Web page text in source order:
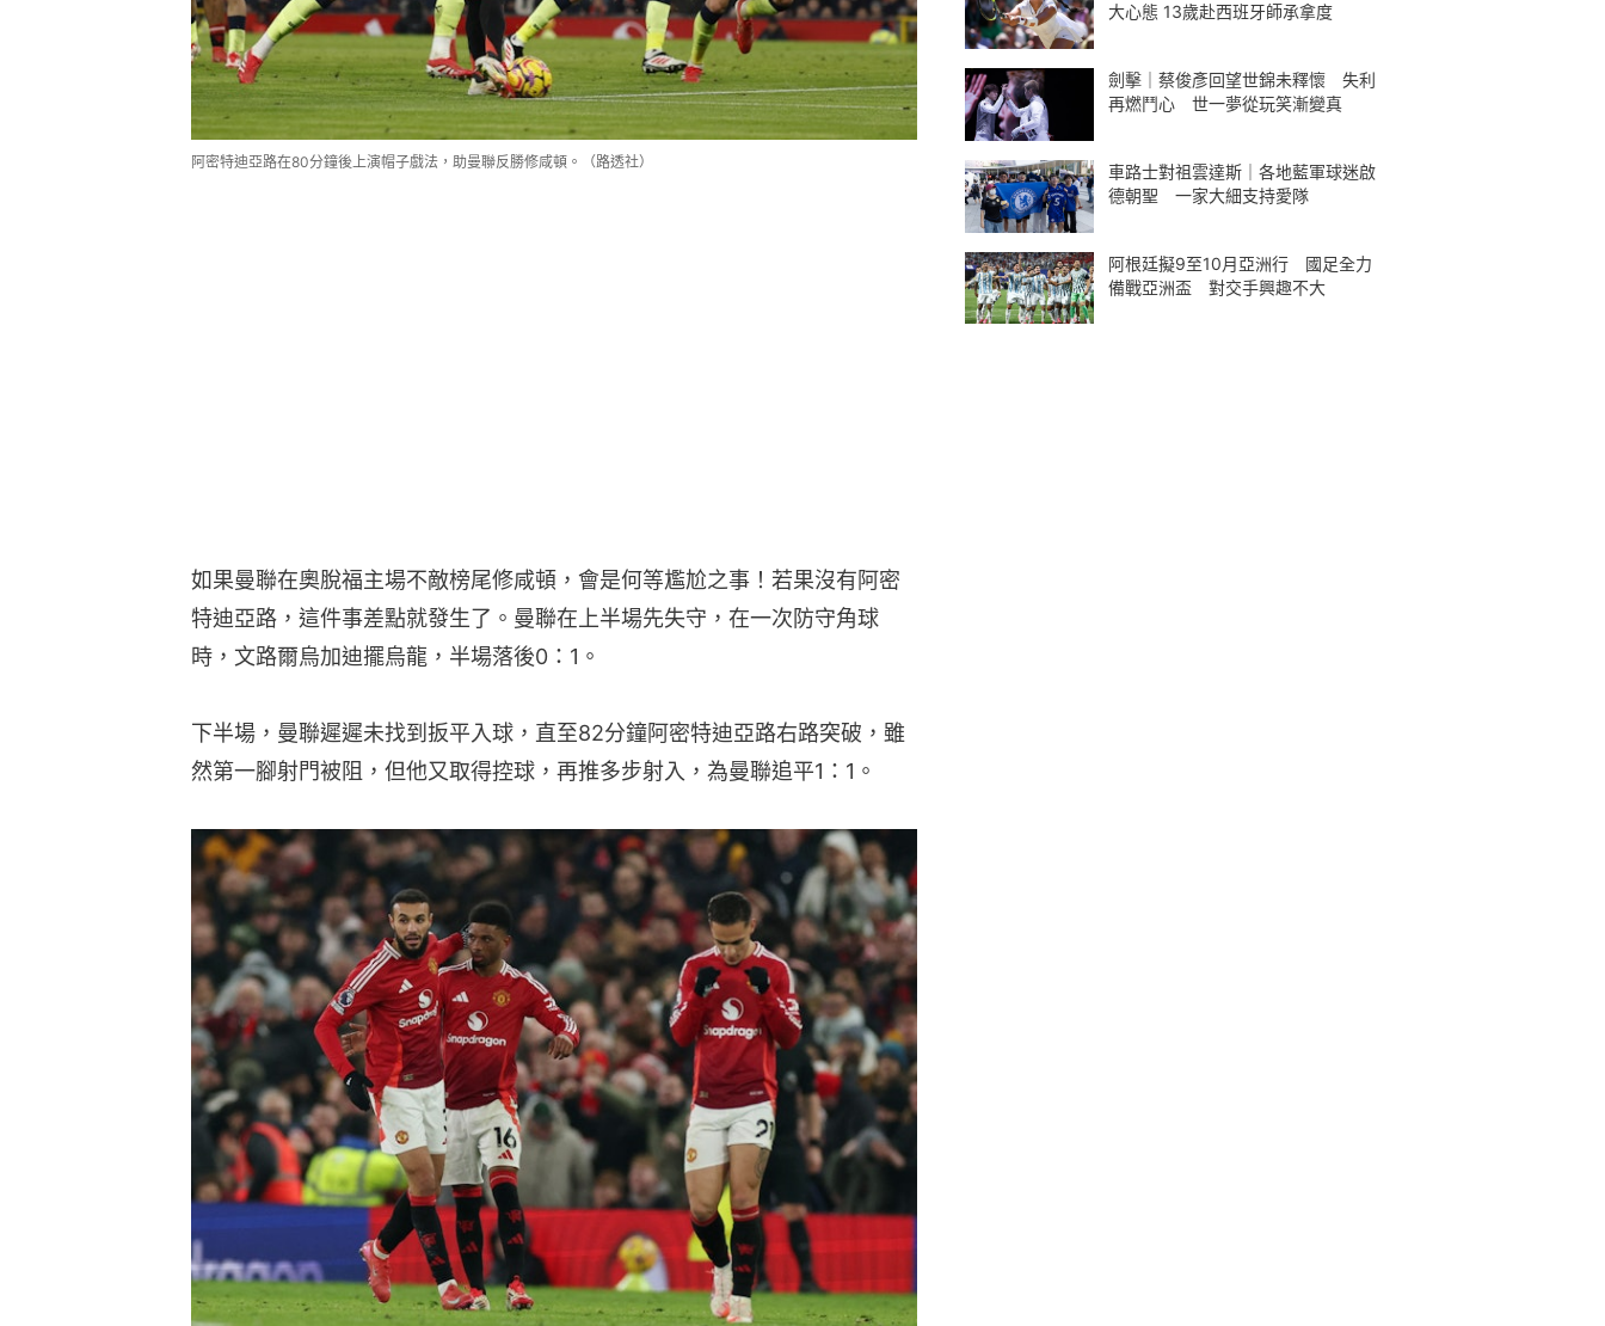
阿密特迪亞路在80分鐘後上演帽子戲法，助曼聯反勝修咸頓。（路透社）
如果曼聯在奧脫福主場不敵榜尾修咸頓，會是何等尷尬之事！若果沒有阿密
特迪亞路，這件事差點就發生了。曼聯在上半場先失守，在一次防守角球
時，文路爾烏加迪擺烏龍，半場落後0：1。
下半場，曼聯遲遲未找到扳平入球，直至82分鐘阿密特迪亞路右路突破，雖
然第一腳射門被阻，但他又取得控球，再推多步射入，為曼聯追平1：1。
大心態 13歲赴西班牙師承拿度
劍擊｜蔡俊彥回望世錦未釋懷 失利
再燃鬥心 世一夢從玩笑漸變真
車路士對祖雲達斯｜各地藍軍球迷啟
德朝聖 一家大細支持愛隊
阿根廷擬9至10月亞洲行 國足全力
備戰亞洲盃 對交手興趣不大